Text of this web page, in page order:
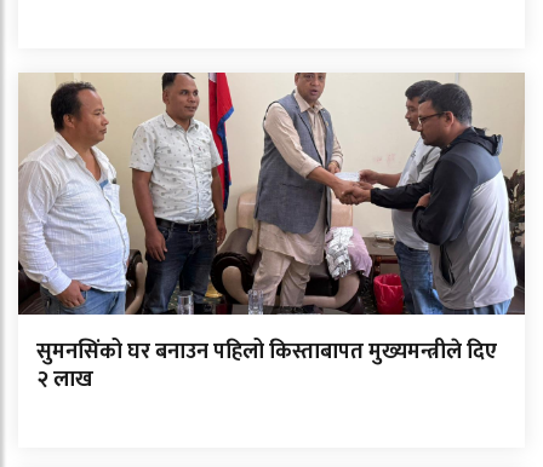
सुमनसिंको घर बनाउन पहिलो किस्ताबापत मुख्यमन्त्रीले दिए
२ लाख